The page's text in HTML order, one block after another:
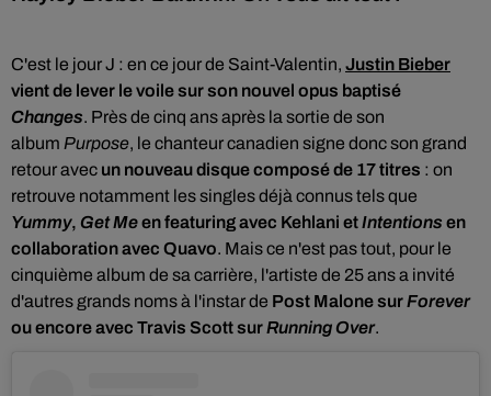
C'est le jour J : en ce jour de Saint-Valentin, Justin Bieber
vient de lever le voile sur son nouvel opus baptisé
Changes. Près de cinq ans après la sortie de son
album Purpose, le chanteur canadien signe doncson grand
retour avec un nouveau disque composé de 17 titres : on
retrouve notamment les singles déjà connus tels que
Yummy, Get Meen featuring avec Kehlani etIntentions en
collaboration avec Quavo. Mais ce n'est pas tout, pour le
cinquième album de sa carrière, l'artiste de 25 ans a invité
d'autres grands noms à l'instar de Post Malone surForever
ou encore avec Travis Scott surRunning Over.